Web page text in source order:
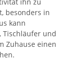
besonders in
kann
Tischläufer und
Zuhause einen